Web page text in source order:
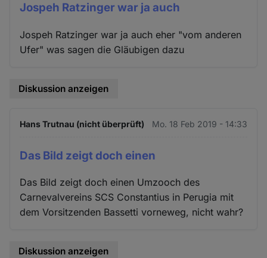
Jospeh Ratzinger war ja auch
Jospeh Ratzinger war ja auch eher "vom anderen
Ufer" was sagen die Gläubigen dazu
Diskussion anzeigen
Hans Trutnau (nicht überprüft) Mo. 18 Feb 2019 - 14:33
Das Bild zeigt doch einen
Das Bild zeigt doch einen Umzooch des
Carnevalvereins SCS Constantius in Perugia mit
dem Vorsitzenden Bassetti vorneweg, nicht wahr?
Diskussion anzeigen